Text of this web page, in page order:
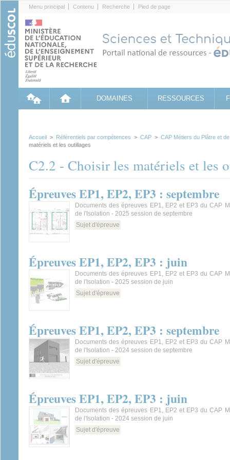
Menu principal Contenu Recherche Pied de page
DOMAINES RESSOURCES
Accueil > Référentiels par compétences > CAP > CAP Métiers du Plâtre et
matériels et les outillages
C2.2 - Choisir les matériels et les
Épreuves EP1, EP2, EP3 : septembre
Documents des épreuves EP1, EP2 et EP3 du CAP
de l'Isolation - 2025 session de septembre
Sujet d'épreuve
Épreuves EP1, EP2, EP3 : juin
Documents des épreuves EP1, EP2 et EP3 du CAP
de l'Isolation - 2025 session de juin
Sujet d'épreuve
Épreuves EP1, EP2, EP3 : septembre
Documents des épreuves EP1, EP2 et EP3 du CAP
de l'Isolation - 2024 session de septembre
Sujet d'épreuve
Épreuves EP1, EP2, EP3 : juin
Documents des épreuves EP1, EP2 et EP3 du CAP
de l'Isolation - 2024 session de juin
Sujet d'épreuve